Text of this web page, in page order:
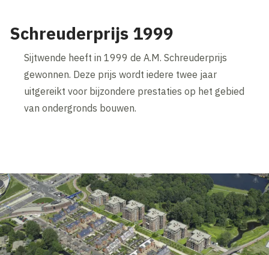
Schreuderprijs 1999
Sijtwende heeft in 1999 de A.M. Schreuderprijs
gewonnen. Deze prijs wordt iedere twee jaar
uitgereikt voor bijzondere prestaties op het gebied
van ondergronds bouwen.